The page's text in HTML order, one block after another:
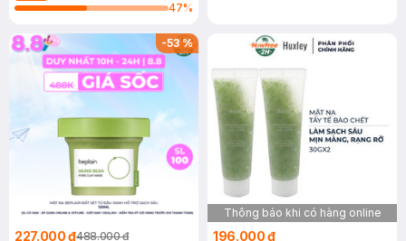
47%
-53%
227.000 ₫488.000 ₫
Thông báo khi có hàng online
196.000 ₫